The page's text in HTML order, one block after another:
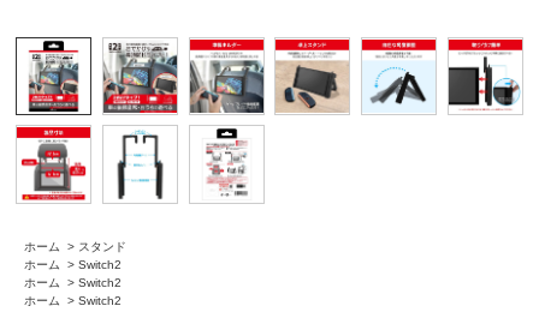
ホーム > スタンド
ホーム
> Switch2
ホーム
> Switch2
ホーム
> Switch2